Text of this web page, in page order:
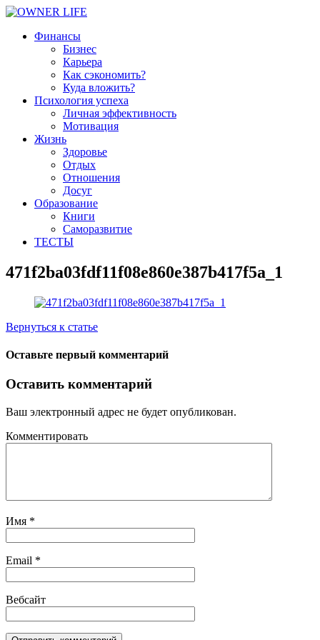
Финансы
Бизнес
Карьера
Как сэкономить?
Куда вложить?
Психология успеха
Личная эффективность
Мотивация
Жизнь
Здоровье
Отдых
Отношения
Досуг
Образование
Книги
Саморазвитие
ТЕСТЫ
471f2ba03fdf11f08e860e387b417f5a_1
Вернуться к статье
Оставьте первый комментарий
Оставить комментарий
Ваш электронный адрес не будет опубликован.
Комментировать
Имя *
Email *
Вебсайт